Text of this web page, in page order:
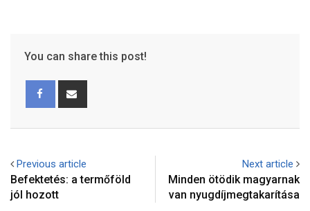
You can share this post!
Previous article
Befektetés: a termőföld
jól hozott
Next article
Minden ötödik magyarnak
van nyugdíjmegtakarítása